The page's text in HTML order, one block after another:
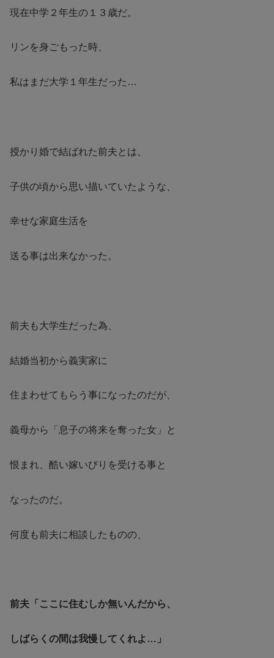
現在中学２年生の１３歳だ。
リンを身ごもった時、
私はまだ大学１年生だった…
授かり婚で結ばれた前夫とは、
子供の頃から思い描いていたような、
幸せな家庭生活を
送る事は出来なかった。
前夫も大学生だった為、
結婚当初から義実家に
住まわせてもらう事になったのだが、
義母から「息子の将来を奪った女」と
恨まれ、酷い嫁いびりを受ける事と
なったのだ。
何度も前夫に相談したものの、
前夫「ここに住むしか無いんだから、
しばらくの間は我慢してくれよ…」